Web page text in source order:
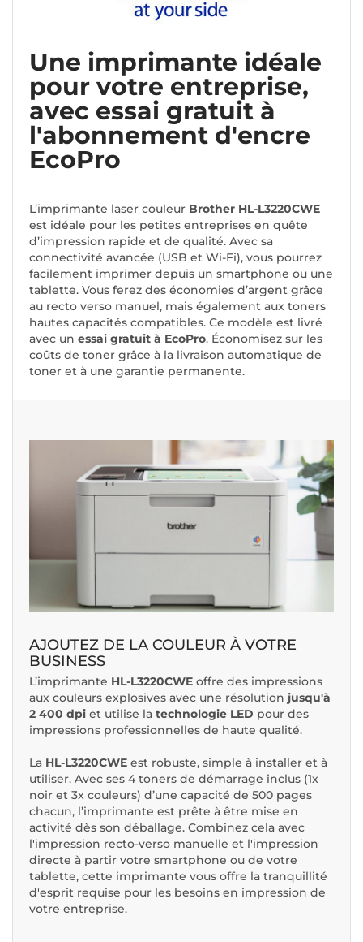
Une imprimante idéale
pour votre entreprise,
avec essai gratuit à
l'abonnement d'encre
EcoPro
L’imprimante laser couleur Brother HL-L3220CWE
est idéale pour les petites entreprises en quête
d’impression rapide et de qualité. Avec sa
connectivité avancée (USB et Wi-Fi), vous pourrez
facilement imprimer depuis un smartphone ou une
tablette. Vous ferez des économies d’argent grâce
au recto verso manuel, mais également aux toners
hautes capacités compatibles. Ce modèle est livré
avec un essai gratuit à EcoPro. Économisez sur les
coûts de toner grâce à la livraison automatique de
toner et à une garantie permanente.
AJOUTEZ DE LA COULEUR À VOTRE
BUSINESS
L’imprimante HL-L3220CWE offre des impressions
aux couleurs explosives avec une résolution jusqu'à
2 400 dpi et utilise la technologie LED pour des
impressions professionnelles de haute qualité.
La HL-L3220CWE est robuste, simple à installer et à
utiliser. Avec ses 4 toners de démarrage inclus (1x
noir et 3x couleurs) d’une capacité de 500 pages
chacun, l’imprimante est prête à être mise en
activité dès son déballage. Combinez cela avec
l'impression recto-verso manuelle et l'impression
directe à partir votre smartphone ou de votre
tablette, cette imprimante vous offre la tranquillité
d'esprit requise pour les besoins en impression de
votre entreprise.